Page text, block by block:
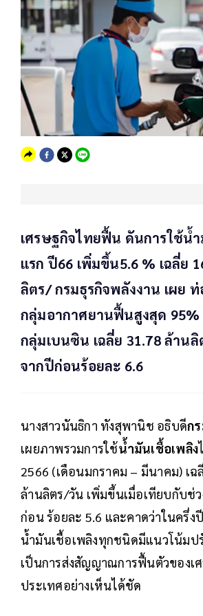
เศรษฐกิจไทยฟื้น ดันการใช้น้
แรก ปี66 เพิ่มขึ้น5.6 % เฉลี่ย
ลิตร/ กรมธุรกิจพลังงาน เผย
กลุ่มอากาศยานฟื้นสูงสุด
กลุ่มเบนซิน เฉลี่ย 31.78 ล้าน
จากปีก่อนร้อยละ 6.6
นางสาวนันธิกา ทังสุพานิช อธิบดีก
เผยภาพรวมการใช้น้ำมันเชื้อเพลิง
2566 (เดือนมกราคม – มีนาคม) เฉ
ล้านลิตร/วัน เพิ่มขึ้นเมื่อเทียบกับช่
ก่อน ร้อยละ 5.6 และคาดว่าในครึ่ง
น้ำมันเชื้อเพลิงทุกชนิดมีแนวโน้มป
เป็นการส่งสัญญาณการฟื้นตัวของเ
ประเทศอย่างเห็นได้ชัด